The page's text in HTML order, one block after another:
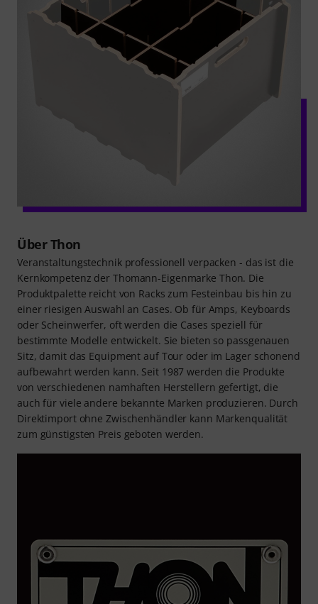
Über Thon
Veranstaltungstechnik professionell verpacken - das ist die
Kernkompetenz der Thomann-Eigenmarke Thon. Die
Produktpalette reicht von Racks zum Festeinbau bis hin zu
einer riesigen Auswahl an Cases. Ob für Amps, Keyboards
oder Scheinwerfer, oft werden die Cases speziell für
bestimmte Modelle entwickelt. Sie bieten so passgenauen
Sitz, damit das Equipment auf Tour oder im Lager schonend
aufbewahrt werden kann. Seit 1987 werden die Produkte
von verschiedenen namhaften Herstellern gefertigt, die
auch für viele andere bekannte Marken produzieren. Durch
Direktimport ohne Zwischenhändler kann Markenqualität
zum günstigsten Preis geboten werden.